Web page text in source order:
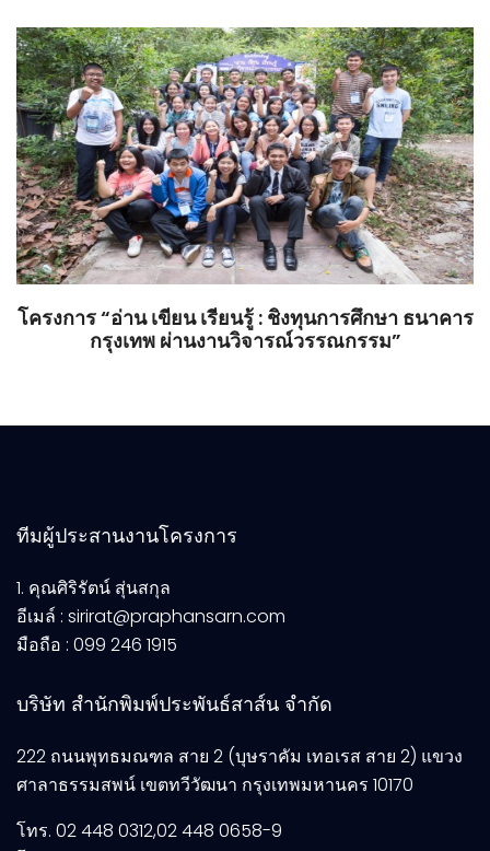
โครงการ “อ่าน เขียน เรียนรู้ : ชิงทุนการศึกษา ธนาคาร
กรุงเทพ ผ่านงานวิจารณ์วรรณกรรม”
ทีมผู้ประสานงานโครงการ
1. คุณศิริรัตน์ สุ่นสกุล
อีเมล์ : sirirat@praphansarn.com
มือถือ : 099 246 1915
บริษัท สำนักพิมพ์ประพันธ์สาส์น จำกัด
222 ถนนพุทธมณฑล สาย 2 (บุษราคัม เทอเรส สาย 2) แขวง
ศาลาธรรมสพน์ เขตทวีวัฒนา กรุงเทพมหานคร 10170
โทร. 02 448 0312,02 448 0658-9